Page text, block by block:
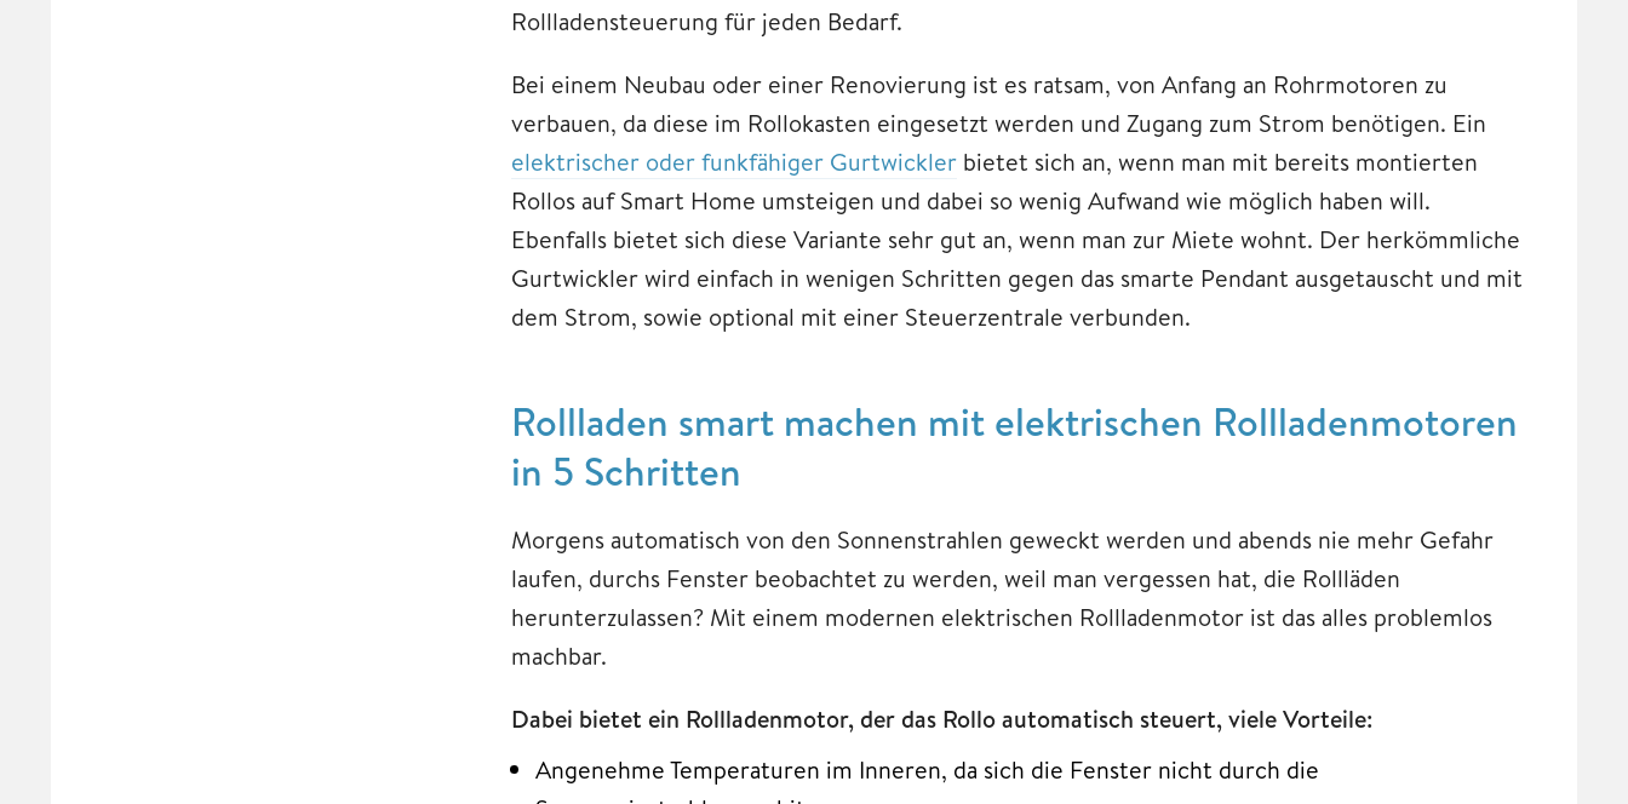
Rollladensteuerung für jeden Bedarf.
Bei einem Neubau oder einer Renovierung ist es ratsam, von Anfang an Rohrmotoren zu
verbauen, da diese im Rollokasten eingesetzt werden und Zugang zum Strom benötigen. Ein
elektrischer oder funkfähiger Gurtwickler bietet sich an, wenn man mit bereits montierten
Rollos auf Smart Home umsteigen und dabei so wenig Aufwand wie möglich haben will.
Ebenfalls bietet sich diese Variante sehr gut an, wenn man zur Miete wohnt. Der herkömmliche
Gurtwickler wird einfach in wenigen Schritten gegen das smarte Pendant ausgetauscht und mit
dem Strom, sowie optional mit einer Steuerzentrale verbunden.
Rollladen smart machen mit elektrischen Rollladenmotoren
in 5 Schritten
Morgens automatisch von den Sonnenstrahlen geweckt werden und abends nie mehr Gefahr
laufen, durchs Fenster beobachtet zu werden, weil man vergessen hat, die Rollläden
herunterzulassen? Mit einem modernen elektrischen Rollladenmotor ist das alles problemlos
machbar.
Dabei bietet ein Rollladenmotor, der das Rollo automatisch steuert, viele Vorteile:
Angenehme Temperaturen im Inneren, da sich die Fenster nicht durch die